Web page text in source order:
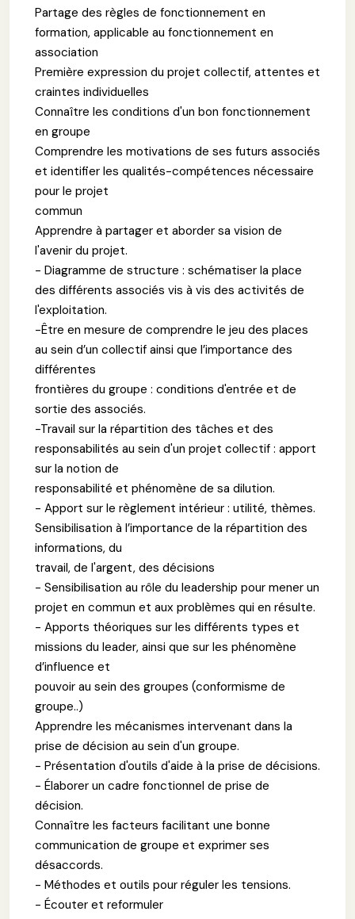
Partage des règles de fonctionnement en
formation, applicable au fonctionnement en
association
Première expression du projet collectif, attentes et
craintes individuelles
Connaître les conditions d'un bon fonctionnement
en groupe
Comprendre les motivations de ses futurs associés
et identifier les qualités-compétences nécessaire
pour le projet
commun
Apprendre à partager et aborder sa vision de
l'avenir du projet.
- Diagramme de structure : schématiser la place
des différents associés vis à vis des activités de
l'exploitation.
-Être en mesure de comprendre le jeu des places
au sein d’un collectif ainsi que l’importance des
différentes
frontières du groupe : conditions d'entrée et de
sortie des associés.
-Travail sur la répartition des tâches et des
responsabilités au sein d'un projet collectif : apport
sur la notion de
responsabilité et phénomène de sa dilution.
- Apport sur le règlement intérieur : utilité, thèmes.
Sensibilisation à l’importance de la répartition des
informations, du
travail, de l'argent, des décisions
- Sensibilisation au rôle du leadership pour mener un
projet en commun et aux problèmes qui en résulte.
- Apports théoriques sur les différents types et
missions du leader, ainsi que sur les phénomène
d’influence et
pouvoir au sein des groupes (conformisme de
groupe..)
Apprendre les mécanismes intervenant dans la
prise de décision au sein d'un groupe.
- Présentation d'outils d'aide à la prise de décisions.
- Élaborer un cadre fonctionnel de prise de
décision.
Connaître les facteurs facilitant une bonne
communication de groupe et exprimer ses
désaccords.
- Méthodes et outils pour réguler les tensions.
- Écouter et reformuler